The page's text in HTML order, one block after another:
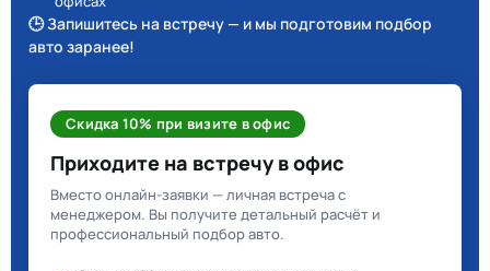
🕒 Запишитесь на встречу — и мы подготовим подбор
авто заранее!
Скидка 10% при визите в офис
Приходите на встречу в офис
Вместо онлайн-заявки — личная встреча с
менеджером. Вы получите детальный расчёт и
профессиональный подбор авто.